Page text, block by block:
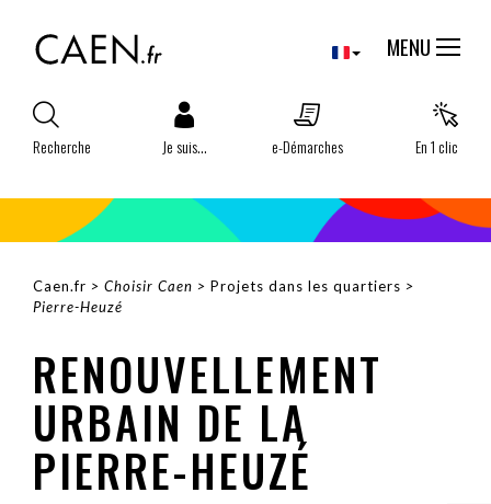
contenu
MENU
Recherche Je suis... e-Démarches En 1 clic
FIL
Caen.fr Choisir Caen
Projets dans les quartiers
Pierre-Heuzé
RENOUVELLEMENT
URBAIN DE LA
PIERRE-HEUZÉ